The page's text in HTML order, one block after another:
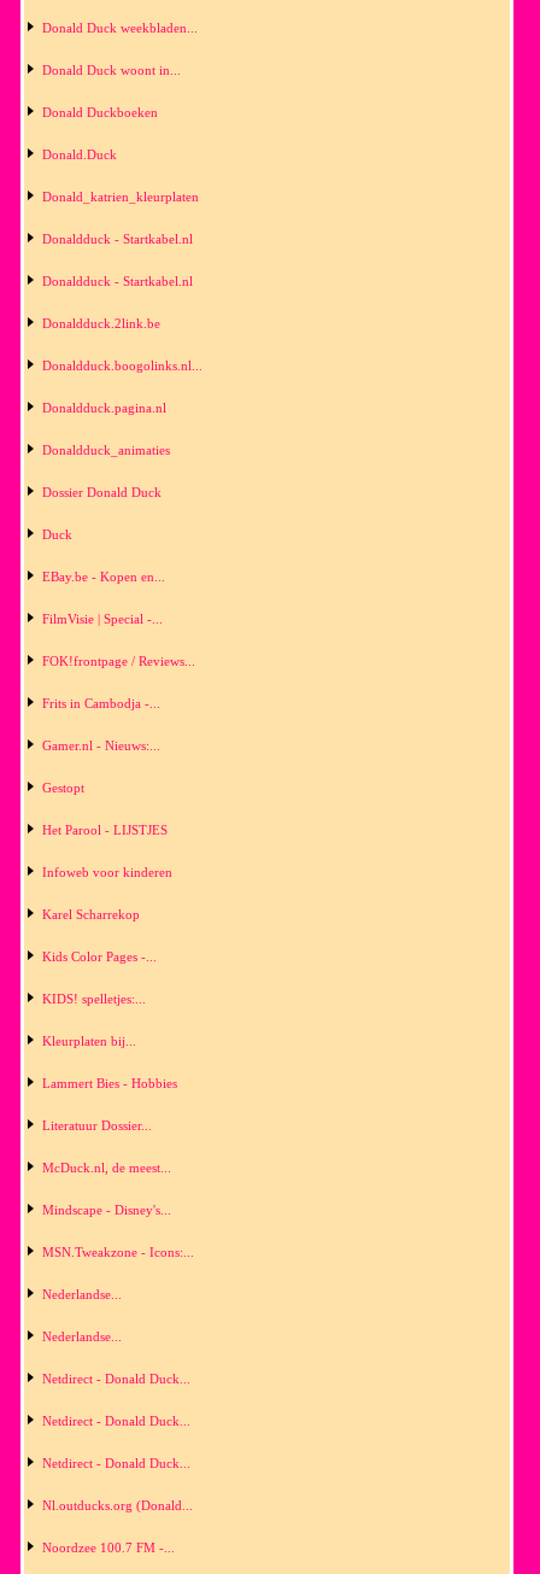
Donald Duck weekbladen...
Donald Duck woont in...
Donald Duckboeken
Donald.Duck
Donald_katrien_kleurplaten
Donaldduck - Startkabel.nl
Donaldduck - Startkabel.nl
Donaldduck.2link.be
Donaldduck.boogolinks.nl...
Donaldduck.pagina.nl
Donaldduck_animaties
Dossier Donald Duck
Duck
EBay.be - Kopen en...
FilmVisie | Special -...
FOK!frontpage / Reviews...
Frits in Cambodja -...
Gamer.nl - Nieuws:...
Gestopt
Het Parool - LIJSTJES
Infoweb voor kinderen
Karel Scharrekop
Kids Color Pages -...
KIDS! spelletjes:...
Kleurplaten bij...
Lammert Bies - Hobbies
Literatuur Dossier...
McDuck.nl, de meest...
Mindscape - Disney's...
MSN.Tweakzone - Icons:...
Nederlandse...
Nederlandse...
Netdirect - Donald Duck...
Netdirect - Donald Duck...
Netdirect - Donald Duck...
Nl.outducks.org (Donald...
Noordzee 100.7 FM -...